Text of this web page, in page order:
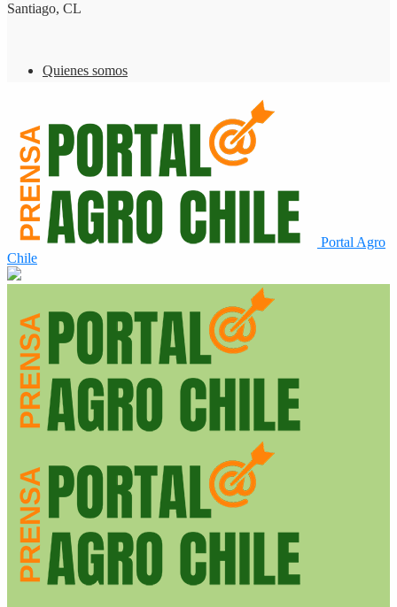
Santiago, CL
Quienes somos
Portal Agro
Chile